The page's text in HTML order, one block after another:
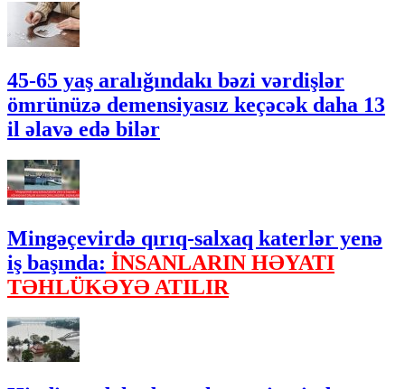
45-65 yaş aralığındakı bəzi vərdişlər
ömrünüzə demensiyasız keçəcək daha 13
il əlavə edə bilər
Mingəçevirdə qırıq-salxaq katerlər yenə
iş başında: İNSANLARIN HƏYATI
TƏHLÜKƏYƏ ATILIR